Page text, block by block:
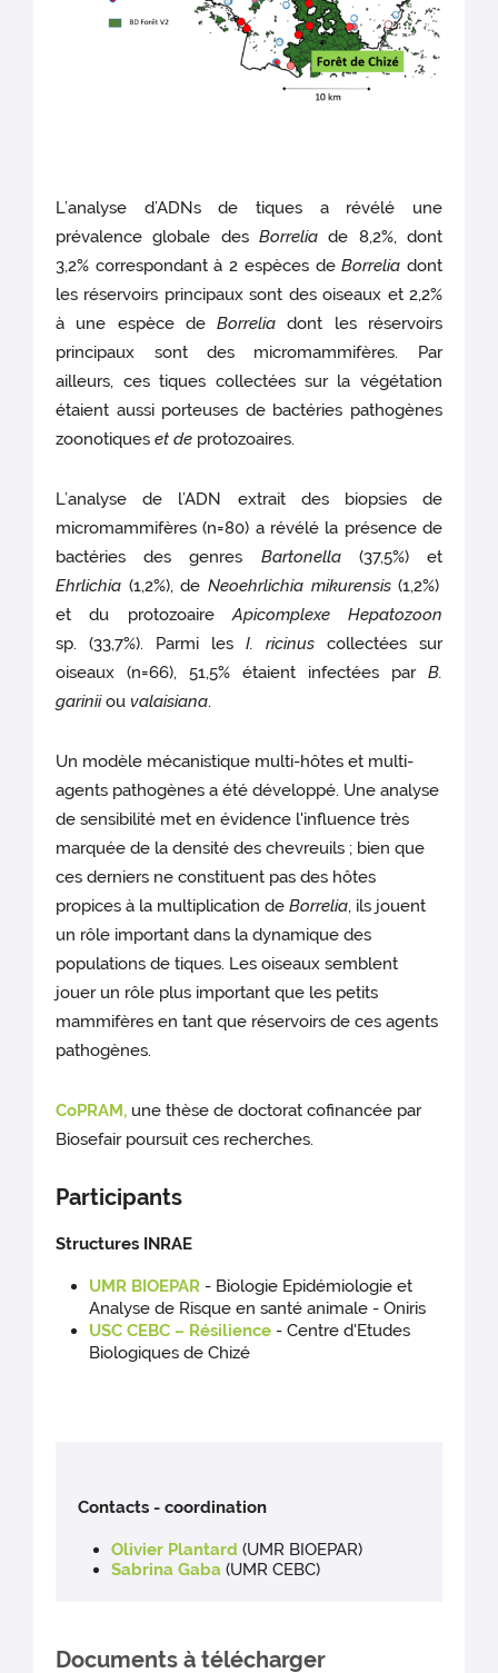
L’analyse d’ADNs de tiques a révélé une
prévalence globale des Borrelia de 8,2%, dont
3,2% correspondant à 2 espèces deBorrelia dont
les réservoirs principaux sont des oiseaux et 2,2%
à une espèce deBorrelia dont les réservoirs
principaux sont des micromammifères. Par
ailleurs, ces tiques collectées sur la végétation
étaient aussi porteuses de bactéries pathogènes
zoonotiqueset de protozoaires.
L’analyse de l’ADN extrait des biopsies de
micromammifères (n=80) a révélé la présence de
bactéries des genres Bartonella(37,5%) et
Ehrlichia (1,2%), de Neoehrlichia mikurensis(1,2%)
et du protozoaireApicomplexe Hepatozoon
sp. (33,7%). Parmi les I. ricinuscollectées sur
oiseaux (n=66), 51,5% étaient infectées par B.
gariniiou valaisiana.
Un modèle mécanistique multi-hôtes et multi-
agents pathogènes a été développé. Une analyse
de sensibilité met en évidence l'influence très
marquée de la densité des chevreuils ; bien que
ces derniers ne constituent pas des hôtes
propices à la multiplication deBorrelia, ils jouent
un rôle important dans la dynamique des
populations de tiques. Les oiseaux semblent
jouer un rôle plus important que les petits
mammifères en tant que réservoirs de ces agents
pathogènes.
CoPRAM, une thèse de doctorat cofinancée par
Biosefair poursuit ces recherches.
Participants
Structures INRAE
UMR BIOEPAR - Biologie Epidémiologie et
Analyse de Risque en santé animale - Oniris
USC CEBC – Résilience - Centre d'Etudes
Biologiques de Chizé
Contacts - coordination
Olivier Plantard (UMR BIOEPAR)
Sabrina Gaba (UMR CEBC)
Documents à télécharger